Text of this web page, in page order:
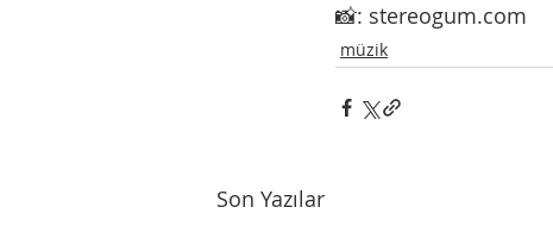
📸: stereogum.com
müzik
Son Yazılar